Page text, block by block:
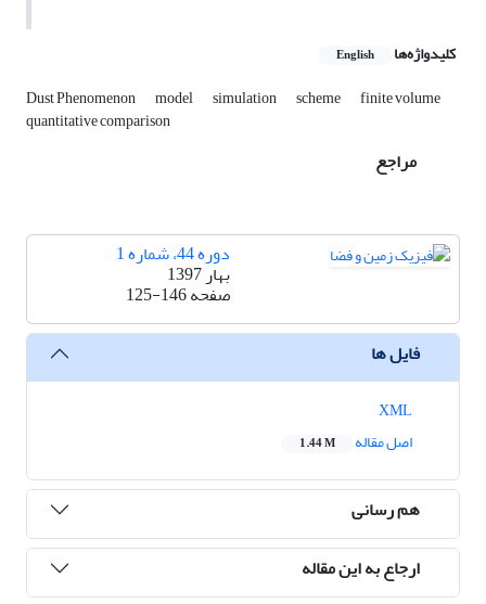
کلیدواژه‌ها English
Dust Phenomenon model simulation scheme finite volume
quantitative comparison
مراجع
دوره 44، شماره 1
بهار 1397
صفحه125-146
فایل ها
اصل مقاله
1.44 M
هم رسانی
ارجاع به این مقاله